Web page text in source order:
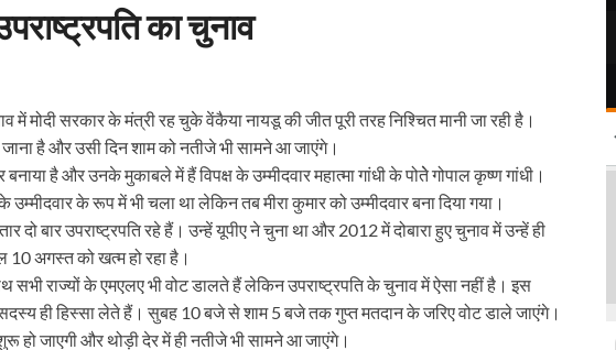
का चुनाव
में मोदी सरकार के मंत्री रह चुके वेंकैया नायडू की जीत पूरी तरह निश्चित मानी जा रही है।
जाना है और उसी दिन शाम को नतीजे भी सामने आ जाएंगे।
है और उनके मुकाबले में हैं विपक्ष के उम्मीदवार महात्मा गांधी के पोतेे गोपाल कृष्ण गांधी।
उम्मीदवार के रूप में भी चला था लेकिन तब मीरा कुमार को उम्मीदवार बना दिया गया।
दो बार उपराष्ट्रपति रहे हैं। उन्हें यूपीए ने चुना था और 2012 में दोबारा हुए चुनाव में उन्हें ही
10 अगस्त को खत्म हो रहा है।
राज्यों के एमएलए भी वोट डालते हैं लेकिन उपराष्ट्रपति के चुनाव में ऐसा नहीं है। इस
ही हिस्सा लेते हैं। सुबह 10 बजे से शाम 5 बजे तक गुप्त मतदान के जरिए वोट डाले जाएंगे।
हो जाएगी और थोड़ी देर में ही नतीजे भी सामने आ जाएंगे।